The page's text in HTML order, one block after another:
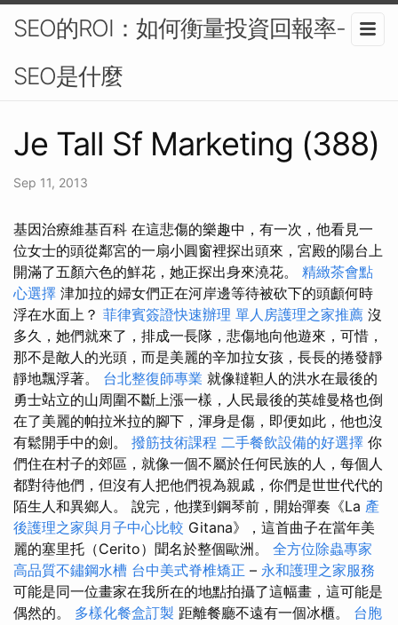
SEO的ROI：如何衡量投資回報率-
SEO是什麼
Je Tall Sf Marketing (388)
Sep 11, 2013
基因治療維基百科 在這悲傷的樂趣中，有一次，他看見一
位女士的頭從鄰宮的一扇小圓窗裡探出頭來，宮殿的陽台上
開滿了五顏六色的鮮花，她正探出身來澆花。 精緻茶會點
心選擇 津加拉的婦女們正在河岸邊等待被砍下的頭顱何時
浮在水面上？ 菲律賓簽證快速辦理 單人房護理之家推薦 沒
多久，她們就來了，排成一長隊，悲傷地向他遊來，可惜，
那不是敵人的光頭，而是美麗的辛加拉女孩，長長的捲發靜
靜地飄浮著。 台北整復師專業 就像韃靼人的洪水在最後的
勇士站立的山周圍不斷上漲一樣，人民最後的英雄曼格也倒
在了美麗的帕拉米拉的腳下，渾身是傷，即便如此，他也沒
有鬆開手中的劍。 撥筋技術課程 二手餐飲設備的好選擇 你
們住在村子的郊區，就像一個不屬於任何民族的人，每個人
都對待他們，但沒有人把他們視為親戚，你們是世世代代的
陌生人和異鄉人。 說完，他撲到鋼琴前，開始彈奏《La 產
後護理之家與月子中心比較 Gitana》，這首曲子在當年美
麗的塞里托（Cerito）聞名於整個歐洲。 全方位除蟲專家
高品質不鏽鋼水槽 台中美式脊椎矯正 – 永和護理之家服務
可能是同一位畫家在我所在的地點拍攝了這幅畫，這可能是
偶然的。 多樣化餐盒訂製 距離餐廳不遠有一個冰櫃。 台胞